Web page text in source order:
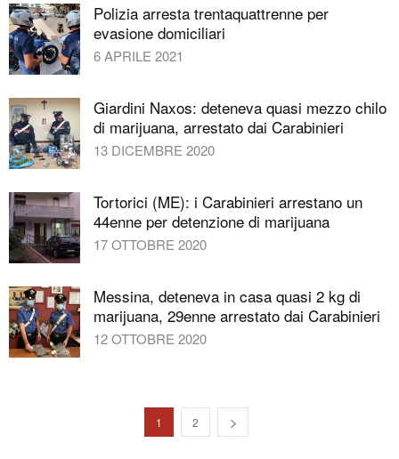
Polizia arresta trentaquattrenne per
evasione domiciliari
6 APRILE 2021
Giardini Naxos: deteneva quasi mezzo chilo
di marijuana, arrestato dai Carabinieri
13 DICEMBRE 2020
Tortorici (ME): i Carabinieri arrestano un
44enne per detenzione di marijuana
17 OTTOBRE 2020
Messina, deteneva in casa quasi 2 kg di
marijuana, 29enne arrestato dai Carabinieri
12 OTTOBRE 2020
1 2